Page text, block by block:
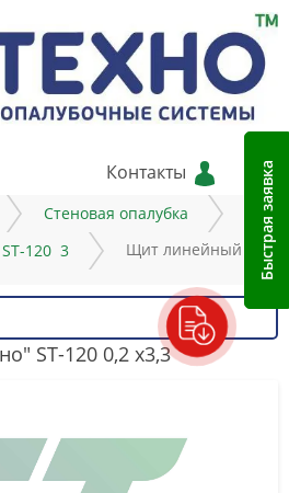
Контакты
Стеновая опалубка
120  3
Щит линейный
ST-120 0,2 х3,3
Быстрая заявка